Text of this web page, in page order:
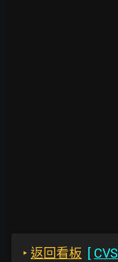
‣ 返回看板 [ CVS